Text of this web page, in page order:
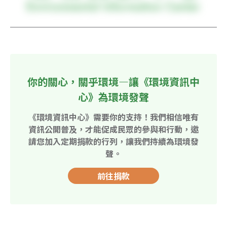
你的關心，關乎環境—讓《環境資訊中
心》為環境發聲
《環境資訊中心》需要你的支持！我們相信唯有
資訊公開普及，才能促成民眾的參與和行動，邀
請您加入定期捐款的行列，讓我們持續為環境發
聲。
前往捐款